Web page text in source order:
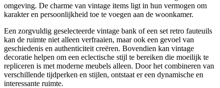
omgeving. De charme van vintage items ligt in hun vermogen om
karakter en persoonlijkheid toe te voegen aan de woonkamer.
Een zorgvuldig geselecteerde vintage bank of een set retro fauteuils
kan de ruimte niet alleen verfraaien, maar ook een gevoel van
geschiedenis en authenticiteit creëren. Bovendien kan vintage
decoratie helpen om een eclectische stijl te bereiken die moeilijk te
repliceren is met moderne meubels alleen. Door het combineren van
verschillende tijdperken en stijlen, ontstaat er een dynamische en
interessante ruimte.